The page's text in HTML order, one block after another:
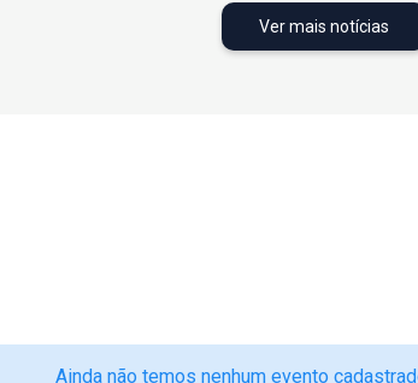
Ver mais notícias
Ainda não temos nenhum evento